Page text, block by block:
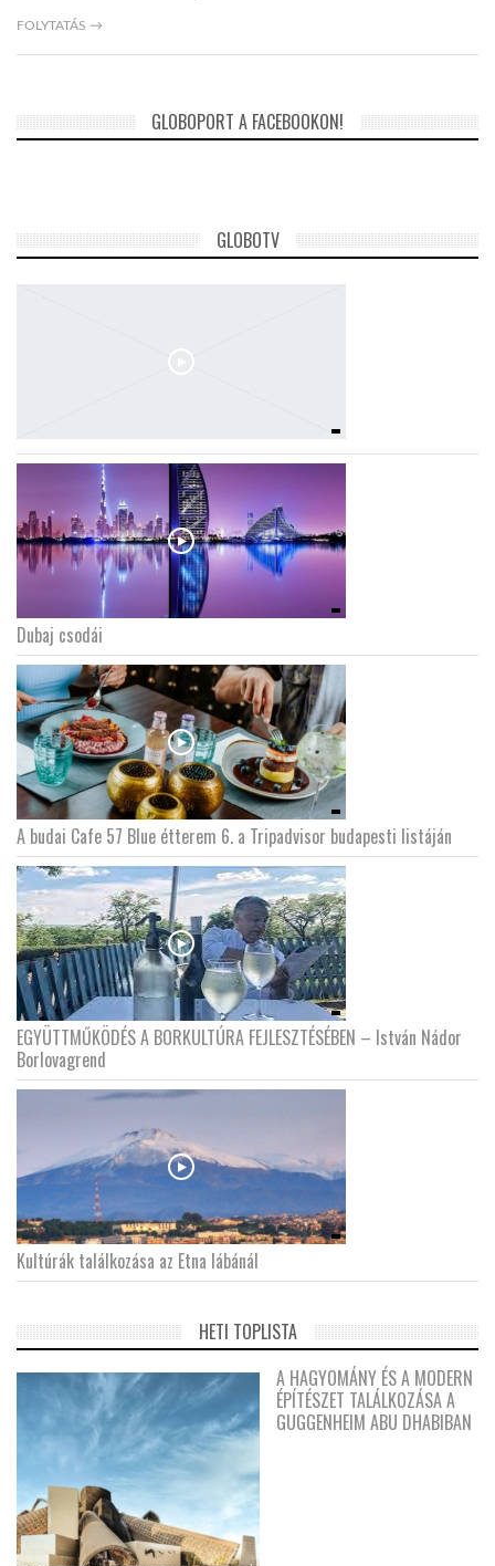
GLOBOTV BP
HÍR3D
GLOBOTV
LINKTR.EE
GLOBOZSARU
DOBRAVERO.HU
LATIMO.HU
GLOBOBOOK
FOLYTATÁS →
GLOBOPORT A FACEBOOKON!
GLOBOTV
Dubaj csodái
A budai Cafe 57 Blue étterem 6. a Tripadvisor budapesti listáján
EGYÜTTMŰKÖDÉS A BORKULTÚRA FEJLESZTÉSÉBEN – István Nádor
Borlovagrend
Kultúrák találkozása az Etna lábánál
HETI TOPLISTA
A HAGYOMÁNY ÉS A MODERN
ÉPÍTÉSZET TALÁLKOZÁSA A
GUGGENHEIM ABU DHABIBAN